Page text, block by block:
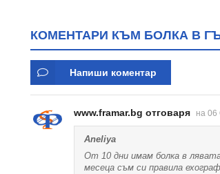
КОМЕНТАРИ КЪМ БОЛКА В
Напиши коментар
www.framar.bg отговаря на 06
Aneliya
От 10 дни имам болка в
месеца съм си правила